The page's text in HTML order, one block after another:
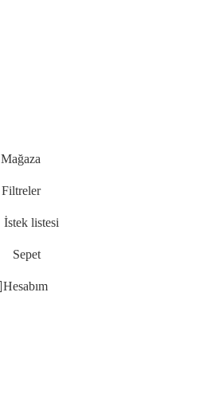
Mağaza
Filtreler
İstek listesi
Sepet
Hesabım